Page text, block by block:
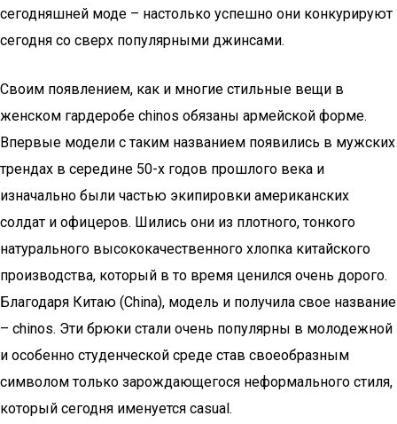
сегодняшней моде – настолько успешно они конкурируют
сегодня со сверх популярными джинсами.
Своим появлением, как и многие стильные вещи в
женском гардеробе сhinos обязаны армейской форме.
Впервые модели с таким названием появились в мужских
трендах в середине 50-х годов прошлого века и
изначально были частью экипировки американских
солдат и офицеров. Шились они из плотного, тонкого
натурального высококачественного хлопка китайского
производства, который в то время ценился очень дорого.
Благодаря Китаю (China), модель и получила свое название
– chinos. Эти брюки стали очень популярны в молодежной
и особенно студенческой среде став своеобразным
символом только зарождающегося неформального стиля,
который сегодня именуется casual.